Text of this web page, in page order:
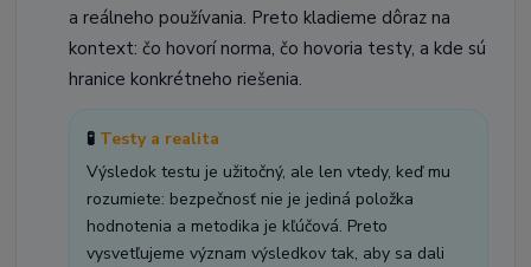
a reálneho používania. Preto kladieme dôraz na
kontext: čo hovorí norma, čo hovoria testy, a kde sú
hranice konkrétneho riešenia.
🧪 Testy a realita
Výsledok testu je užitočný, ale len vtedy, keď mu
rozumiete: bezpečnosť nie je jediná položka
hodnotenia a metodika je kľúčová. Preto
vysvetľujeme význam výsledkov tak, aby sa dali